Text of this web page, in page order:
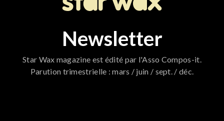
Newsletter
Star Wax magazine est édité par l'Asso Compos-it.
Parution trimestrielle : mars / juin / sept. / déc.